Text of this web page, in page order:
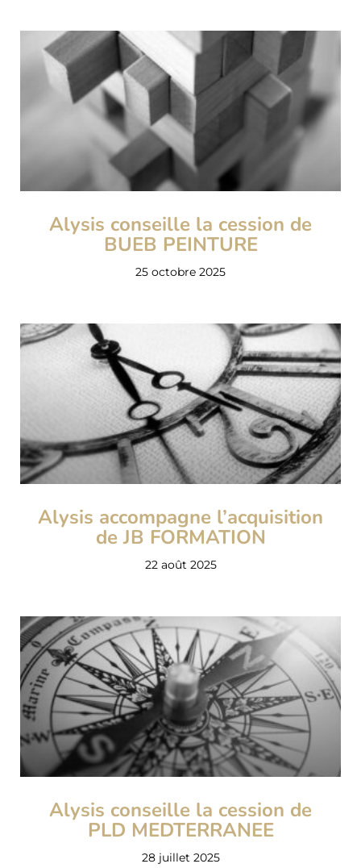
Alysis conseille la cession de
BUEB PEINTURE
25 octobre 2025
Alysis accompagne l’acquisition
de JB FORMATION
22 août 2025
Alysis conseille la cession de
PLD MEDTERRANEE
28 juillet 2025